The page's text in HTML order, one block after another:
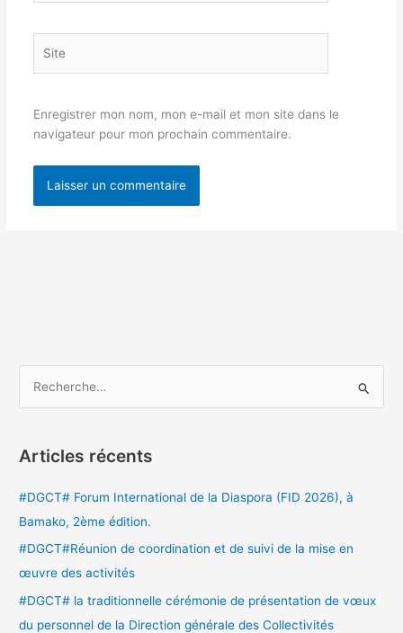
Enregistrer mon nom, mon e-mail et mon site dans le
navigateur pour mon prochain commentaire.
h
r
Articles récents
#DGCT# Forum International de la Diaspora (FID 2026), à
Bamako, 2ème édition.
#DGCT#Réunion de coordination et de suivi de la mise en
œuvre des activités
#DGCT# la traditionnelle cérémonie de présentation de vœux
du personnel de la Direction générale des Collectivités